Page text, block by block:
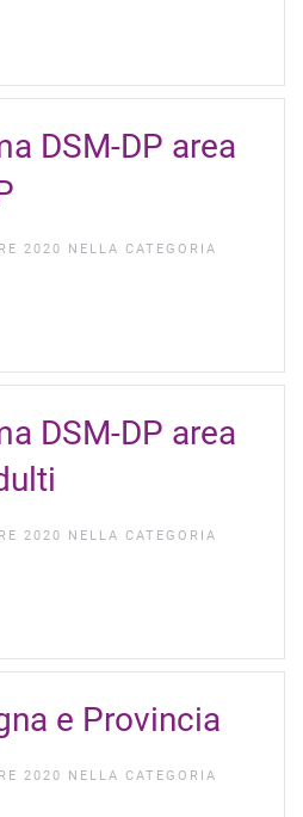
DSM-DP area
2020
NELLA CATEGORIA
DSM-DP area
2020
NELLA CATEGORIA
e Provincia
2020
NELLA CATEGORIA